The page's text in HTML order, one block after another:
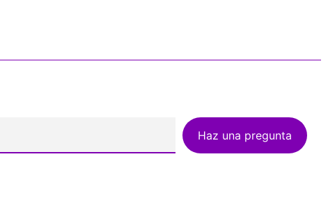
Haz una pregunta